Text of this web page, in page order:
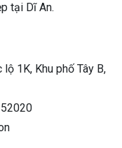
tại Dĩ An.
1K, Khu phố Tây B,